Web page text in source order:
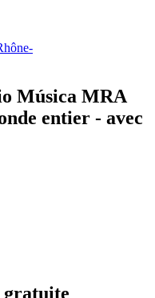
Música MRA
entier - avec